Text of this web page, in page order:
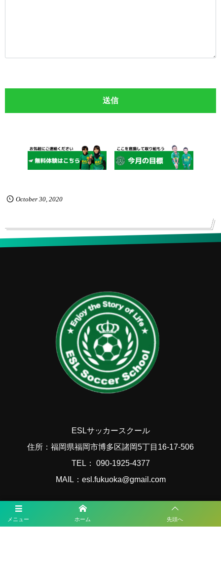
October 30, 2020
メニュー ホーム 先頭へ
ESLサッカースクール
住所：福岡県福岡市博多区諸岡5丁目16-17-506
TEL： 090-1925-4377
MAIL：esl.fukuoka@gmail.com
福岡サッカー最新情報